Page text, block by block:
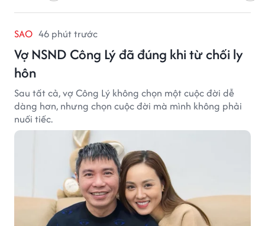
SAO 46 phút trước
Vợ NSND Công Lý đã đúng khi từ chối ly
hôn
Sau tất cả, vợ Công Lý không chọn một cuộc đời dễ
dàng hơn, nhưng chọn cuộc đời mà mình không phải
nuối tiếc.